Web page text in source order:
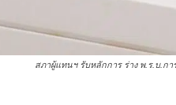
สภาผู้แทนฯ รับหลักการ ร่าง พ.ร.บ.ก